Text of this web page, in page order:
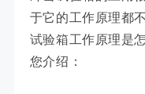
于它的工作原理都
试验箱工作原理是
您介绍：